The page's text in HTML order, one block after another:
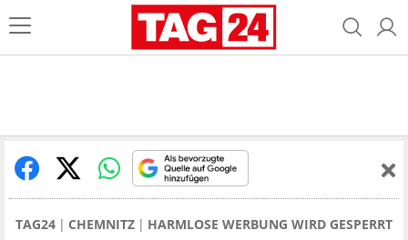
TAG24 CHEMNITZ HARMLOSE WERBUNG WIRD GESPERRT